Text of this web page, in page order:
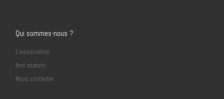
Qui sommes-nous ?
L’association
Nos statuts
Nous contacter